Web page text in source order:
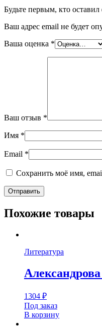
Будьте первым, кто
Ваш адрес email не будет
Ваша оценка *
Ваш отзыв *
Имя *
Email *
Сохранить моё имя,
Похожие товары
Литература
1304 ₽
Под заказ
В корзину